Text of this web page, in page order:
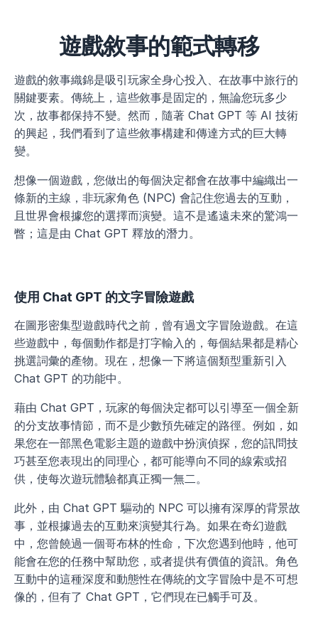
遊戲敘事的範式轉移
遊戲的敘事織錦是吸引玩家全身心投入、在故事中旅行的
關鍵要素。傳統上，這些敘事是固定的，無論您玩多少
次，故事都保持不變。然而，隨著 Chat GPT 等 AI 技術
的興起，我們看到了這些敘事構建和傳達方式的巨大轉
變。
想像一個遊戲，您做出的每個決定都會在故事中編織出一
條新的主線，非玩家角色 (NPC) 會記住您過去的互動，
且世界會根據您的選擇而演變。這不是遙遠未來的驚鴻一
瞥；這是由 Chat GPT 釋放的潛力。
使用 Chat GPT 的文字冒險遊戲
在圖形密集型遊戲時代之前，曾有過文字冒險遊戲。在這
些遊戲中，每個動作都是打字輸入的，每個結果都是精心
挑選詞彙的產物。現在，想像一下將這個類型重新引入
Chat GPT 的功能中。
藉由 Chat GPT，玩家的每個決定都可以引導至一個全新
的分支故事情節，而不是少數預先確定的路徑。例如，如
果您在一部黑色電影主題的遊戲中扮演偵探，您的訊問技
巧甚至您表現出的同理心，都可能導向不同的線索或招
供，使每次遊玩體驗都真正獨一無二。
此外，由 Chat GPT 驅动的 NPC 可以擁有深厚的背景故
事，並根據過去的互動來演變其行為。如果在奇幻遊戲
中，您曾饒過一個哥布林的性命，下次您遇到他時，他可
能會在您的任務中幫助您，或者提供有價值的資訊。角色
互動中的這種深度和動態性在傳統的文字冒險中是不可想
像的，但有了 Chat GPT，它們現在已觸手可及。